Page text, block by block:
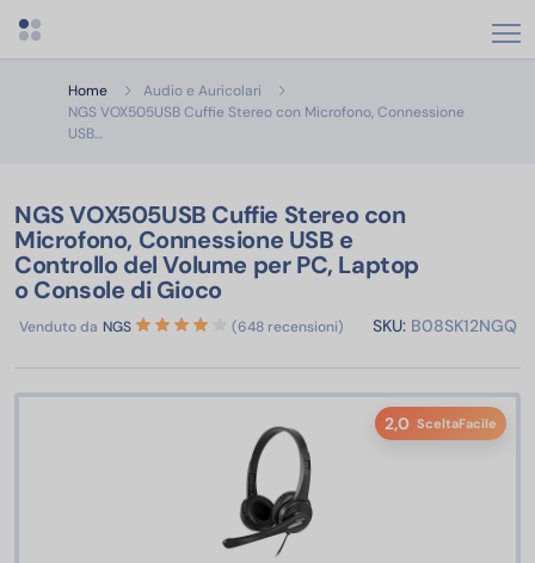
Apri menu categorie
Home
Audio e Auricolari
NGS VOX505USB Cuffie Stereo con Microfono, Connessione
USB…
NGS VOX505USB Cuffie Stereo con
Microfono, Connessione USB e
Controllo del Volume per PC, Laptop
o Console di Gioco
Venduto da NGS (648 recensioni) SKU:B08SK12NGQ
2,0 SceltaFacile